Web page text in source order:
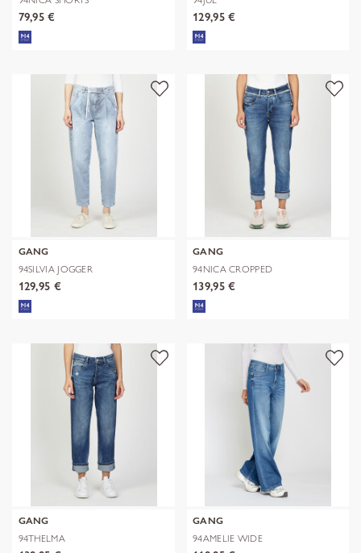
79,95 € 129,95 €
GANG
94SILVIA JOGGER
129,95 €
GANG
94NICA CROPPED
139,95 €
GANG
94THELMA
GANG
94AMELIE WIDE